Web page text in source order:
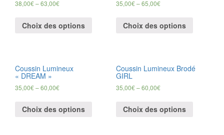
38,00€–63,00€
Choix des options
35,00€–65,00€
Choix des options
Coussin Lumineux
« DREAM »
35,00€–60,00€
Choix des options
Coussin Lumineux Brodé
GIRL
35,00€–60,00€
Choix des options